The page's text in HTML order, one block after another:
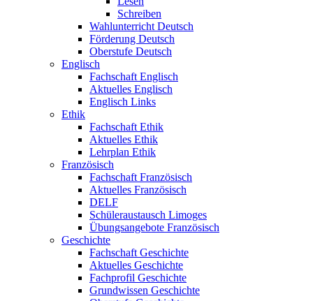
Schreiben
Wahlunterricht Deutsch
Förderung Deutsch
Oberstufe Deutsch
Englisch
Fachschaft Englisch
Aktuelles Englisch
Englisch Links
Ethik
Fachschaft Ethik
Aktuelles Ethik
Lehrplan Ethik
Französisch
Fachschaft Französisch
Aktuelles Französisch
DELF
Schüleraustausch Limoges
Übungsangebote Französisch
Geschichte
Fachschaft Geschichte
Aktuelles Geschichte
Fachprofil Geschichte
Grundwissen Geschichte